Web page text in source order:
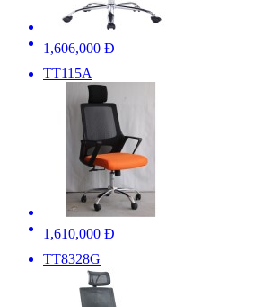
1,606,000 Đ
TT115A
1,610,000 Đ
TT8328G